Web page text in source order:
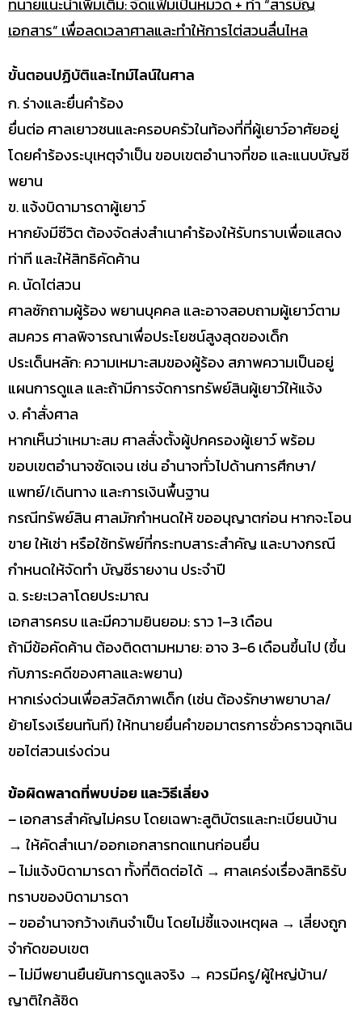
ทนายแนะนำเพิ่มเติม: จัดแฟ้มเป็นหมวด + ทำ “สารบัญ
เอกสาร” เพื่อลดเวลาศาลและทำให้การไต่สวนลื่นไหล
ขั้นตอนปฏิบัติและไทม์ไลน์ในศาล
ก. ร่างและยื่นคำร้อง
ยื่นต่อ ศาลเยาวชนและครอบครัวในท้องที่ที่ผู้เยาว์อาศัยอยู่
โดยคำร้องระบุเหตุจำเป็น ขอบเขตอำนาจที่ขอ และแนบบัญชี
พยาน
ข. แจ้งบิดามารดาผู้เยาว์
หากยังมีชีวิต ต้องจัดส่งสำเนาคำร้องให้รับทราบเพื่อแสดง
ท่าที และให้สิทธิคัดค้าน
ค. นัดไต่สวน
ศาลซักถามผู้ร้อง พยานบุคคล และอาจสอบถามผู้เยาว์ตาม
สมควร ศาลพิจารณาเพื่อประโยชน์สูงสุดของเด็ก
ประเด็นหลัก: ความเหมาะสมของผู้ร้อง สภาพความเป็นอยู่
แผนการดูแล และถ้ามีการจัดการทรัพย์สินผู้เยาว์ให้แจ้ง
ง. คำสั่งศาล
หากเห็นว่าเหมาะสม ศาลสั่งตั้งผู้ปกครองผู้เยาว์ พร้อม
ขอบเขตอำนาจชัดเจน เช่น อำนาจทั่วไปด้านการศึกษา/
แพทย์/เดินทาง และการเงินพื้นฐาน
กรณีทรัพย์สิน ศาลมักกำหนดให้ ขออนุญาตก่อน หากจะโอน
ขาย ให้เช่า หรือใช้ทรัพย์ที่กระทบสาระสำคัญ และบางกรณี
กำหนดให้จัดทำ บัญชีรายงาน ประจำปี
ฉ. ระยะเวลาโดยประมาณ
เอกสารครบ และมีความยินยอม: ราว 1–3 เดือน
ถ้ามีข้อคัดค้าน ต้องติดตามหมาย: อาจ 3–6 เดือนขึ้นไป (ขึ้น
กับภาระคดีของศาลและพยาน)
หากเร่งด่วนเพื่อสวัสดิภาพเด็ก (เช่น ต้องรักษาพยาบาล/
ย้ายโรงเรียนทันที) ให้ทนายยื่นคำขอมาตรการชั่วคราวฉุกเฉิน
ขอไต่สวนเร่งด่วน
ข้อผิดพลาดที่พบบ่อย และวิธีเลี่ยง
– เอกสารสำคัญไม่ครบ โดยเฉพาะสูติบัตรและทะเบียนบ้าน
→ ให้คัดสำเนา/ออกเอกสารทดแทนก่อนยื่น
– ไม่แจ้งบิดามารดา ทั้งที่ติดต่อได้ → ศาลเคร่งเรื่องสิทธิรับ
ทราบของบิดามารดา
– ขออำนาจกว้างเกินจำเป็น โดยไม่ชี้แจงเหตุผล → เสี่ยงถูก
จำกัดขอบเขต
– ไม่มีพยานยืนยันการดูแลจริง → ควรมีครู/ผู้ใหญ่บ้าน/
ญาติใกล้ชิด